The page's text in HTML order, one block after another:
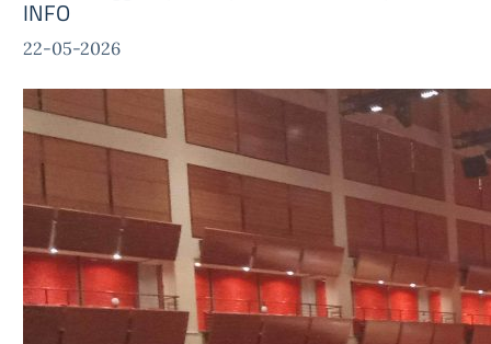
INFO
22-05-2026